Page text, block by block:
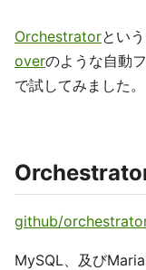
Orchestratorとい
overのような自動
で試してみました。
github/
MySQL、及び